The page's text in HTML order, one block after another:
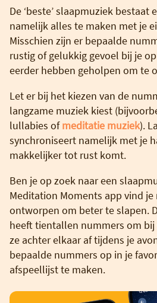
De ‘beste’ slaapmuziek
namelijk alles te maken met je
Misschien zijn er bepaalde
rustig of gelukkig gevoel bij je
eerder hebben geholpen om te
Let er bij het kiezen van de
langzame muziek kiest
lullabies ofmeditatie muziek).
synchroniseert namelijk met je
makkelijker tot rust komt.
Ben je op zoek naar een
Meditation Moments app vind je
ontworpen om beter te slapen.
heeft tientallen nummers om bij
ze achter elkaar af tijdens je
bepaalde nummers op in je
afspeellijst te maken.